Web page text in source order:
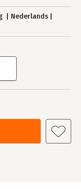
Nederlands